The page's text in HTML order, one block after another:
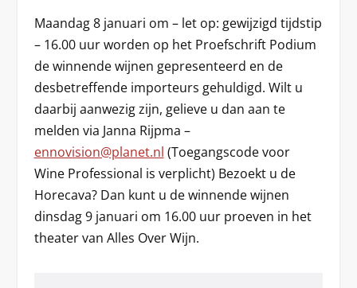
Maandag 8 januari om – let op: gewijzigd tijdstip
– 16.00 uur worden op het Proefschrift Podium
de winnende wijnen gepresenteerd en de
desbetreffende importeurs gehuldigd. Wilt u
daarbij aanwezig zijn, gelieve u dan aan te
melden via Janna Rijpma –
ennovision@planet.nl (Toegangscode voor
Wine Professional is verplicht) Bezoekt u de
Horecava? Dan kunt u de winnende wijnen
dinsdag 9 januari om 16.00 uur proeven in het
theater van Alles Over Wijn.